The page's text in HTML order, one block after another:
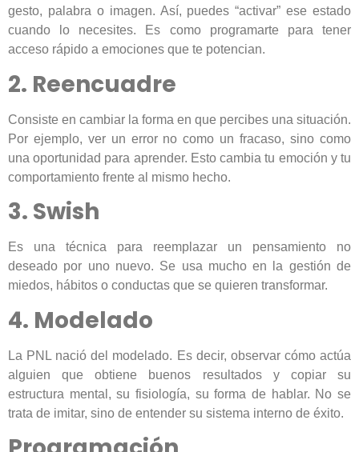
gesto, palabra o imagen. Así, puedes “activar” ese estado
cuando lo necesites. Es como programarte para tener
acceso rápido a emociones que te potencian.
2. Reencuadre
Consiste en cambiar la forma en que percibes una situación.
Por ejemplo, ver un error no como un fracaso, sino como
una oportunidad para aprender. Esto cambia tu emoción y tu
comportamiento frente al mismo hecho.
3. Swish
Es una técnica para reemplazar un pensamiento no
deseado por uno nuevo. Se usa mucho en la gestión de
miedos, hábitos o conductas que se quieren transformar.
4. Modelado
La PNL nació del modelado. Es decir, observar cómo actúa
alguien que obtiene buenos resultados y copiar su
estructura mental, su fisiología, su forma de hablar. No se
trata de imitar, sino de entender su sistema interno de éxito.